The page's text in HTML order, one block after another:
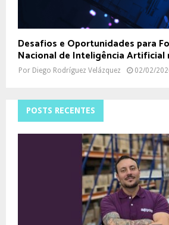
Desafios e Oportunidades para
Nacional de Inteligência Artificial
Por Diego Rodríguez Velázquez 02/02/
POSTS RECENTES